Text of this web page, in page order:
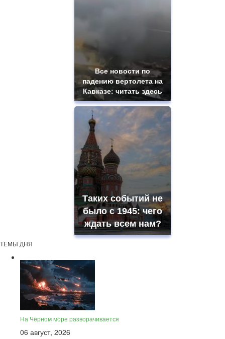
Все новости по
падению вертолета на
Кавказе: читать здесь
Таких событий не
было с 1945: чего
ждать всем нам?
ТЕМЫ ДНЯ
На Чёрном море разворачивается
06 август, 2026